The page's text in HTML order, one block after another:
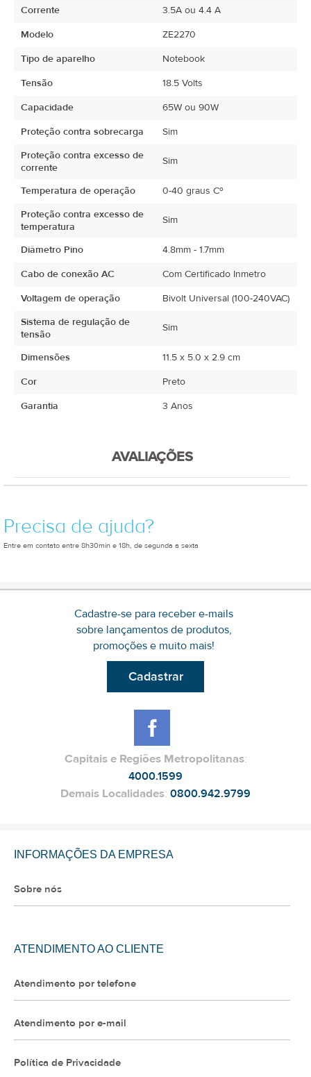
Corrente
3.5A ou 4.4 A
Modelo
ZE2270
Tipo de aparelho
Notebook
Tensão
18.5 Volts
Capacidade
65W ou 90W
Proteção contra sobrecarga
Sim
Proteção contra excesso de
corrente
Sim
Temperatura de operação
0-40 graus Cº
Proteção contra excesso de
temperatura
Sim
Diâmetro Pino
4.8mm - 1.7mm
Cabo de conexão AC
Com Certificado Inmetro
Voltagem de operação
Bivolt Universal (100-240VAC)
Sistema de regulação de
tensão
Sim
Dimensões
11.5 x 5.0 x 2.9 cm
Cor
Preto
Garantia
3 Anos
AVALIAÇÕES
Precisa de ajuda?
Entre em contato entre 8h30min e 18h, de segunda a sexta
Cadastre-se para receber e-mails
sobre lançamentos de produtos,
promoções e muito mais!
Cadastrar
Capitais e Regiões Metropolitanas:
4000.1599
Demais Localidades: 0800.942.9799
INFORMAÇÕES DA EMPRESA
Sobre nós
ATENDIMENTO AO CLIENTE
Atendimento por telefone
Atendimento por e-mail
Política de Privacidade